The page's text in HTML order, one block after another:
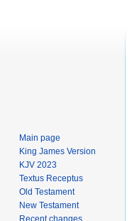
Main page
King James Version
KJV 2023
Textus Receptus
Old Testament
New Testament
Recent changes